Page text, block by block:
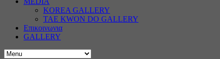
KOREA GALLERY
TAE KWON DO GALLERY
Επικοινωνια
GALLERY